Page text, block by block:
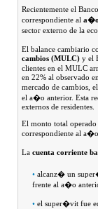
Recientemente el
correspondiente al
sector externo de la
El balance cambiario
cambios (MULC) y el
clientes en el MULC
en 22% al observado
mercado de cambios, el
el a�o anterior. Esta
externos de residentes.
El monto total
correspondiente al
La cuenta corriente
• alcanz� un
frente al a�o
• el super�vit fue